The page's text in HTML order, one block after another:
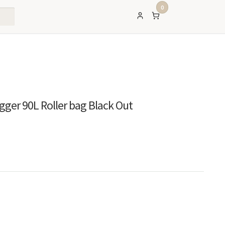
0
90L Roller bag Black Out